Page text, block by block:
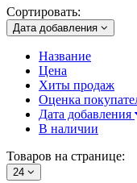
Сортировать:
Дата добавления
Название
Цена
Хиты продаж
Оценка
Дата добавления
В наличии
Товаров на странице:
24